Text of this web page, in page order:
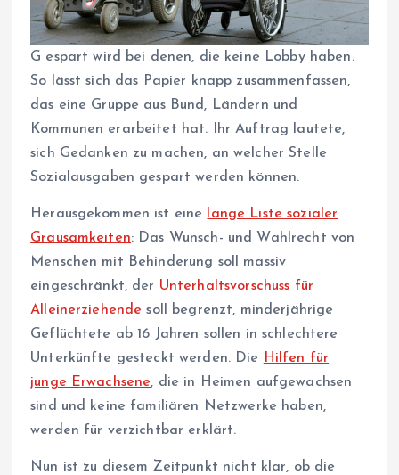
G espart wird bei denen, die keine Lobby haben.
So lässt sich das Papier knapp zusammenfassen,
das eine Gruppe aus Bund, Ländern und
Kommunen erarbeitet hat. Ihr Auftrag lautete,
sich Gedanken zu machen, an welcher Stelle
Sozialausgaben gespart werden können.
Herausgekommen ist eine
lange Liste sozialer
Grausamkeiten: Das Wunsch- und Wahlrecht von
Menschen mit Behinderung soll massiv
eingeschränkt, der Unterhaltsvorschuss für
Alleinerziehende soll begrenzt, minderjährige
Geflüchtete ab 16 Jahren sollen in schlechtere
Unterkünfte gesteckt werden. Die
Hilfen für
junge Erwachsene, die in Heimen aufgewachsen
sind und keine familiären Netzwerke haben,
werden für verzichtbar erklärt.
Nun ist zu diesem Zeitpunkt nicht klar, ob die